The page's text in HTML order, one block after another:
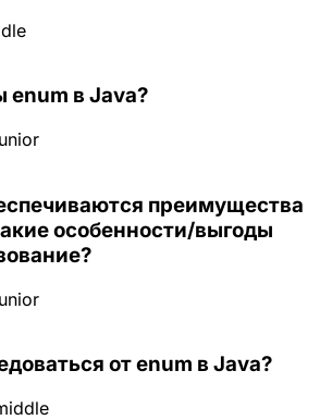
enum в Java?
преимущества
особенности/выгоды
от enum в Java?